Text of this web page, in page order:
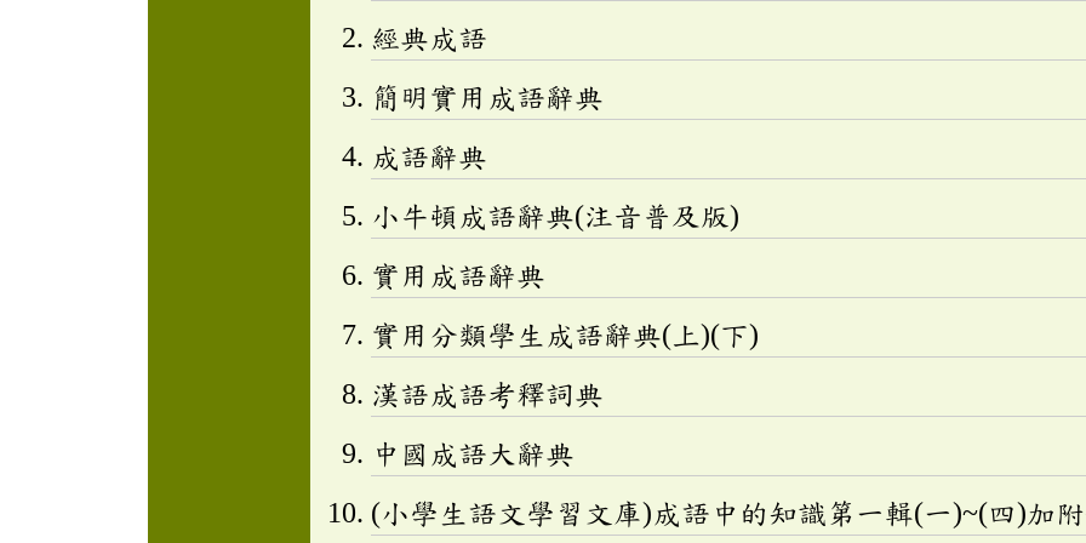
經典成語
簡明實用成語辭典
成語辭典
小牛頓成語辭典(注音普及版)
實用成語辭典
實用分類學生成語辭典(上)(下)
漢語成語考釋詞典
中國成語大辭典
(小學生語文學習文庫)成語中的知識第一輯(一)~(四)加